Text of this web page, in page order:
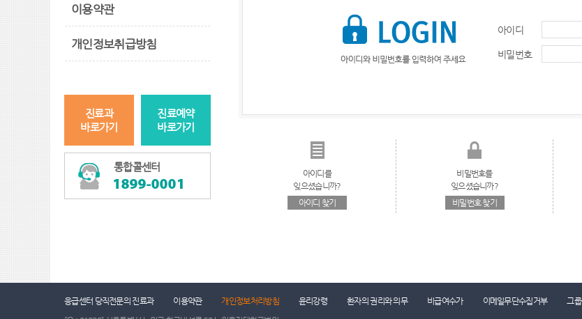
이용약관
개인정보취급방침
진료과
바로가기
진료예약
바로가기
통합콜센터
아이디
비밀번호
아이디를
잊으셨습니까?
아이디 찾기
비밀번호를
잊으셨습니까?
비밀번호 찾기
응급센터 당직전문의 진료과 이용약관 개인정보처리방침 윤리강령 환자의 권리와 의무 비급여수가 이메일무단수집거부
그